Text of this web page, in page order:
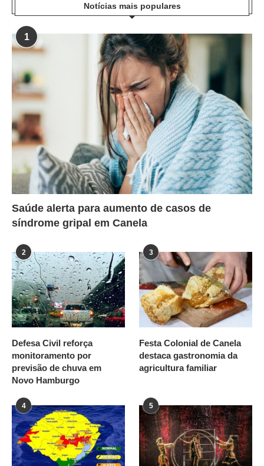
Notícias mais populares
1
Saúde alerta para aumento de casos de
síndrome gripal em Canela
2
Defesa Civil reforça
monitoramento por
previsão de chuva em
Novo Hamburgo
3
Festa Colonial de Canela
destaca gastronomia da
agricultura familiar
4 5